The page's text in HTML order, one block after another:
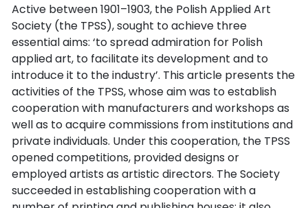
Active between 1901–1903, the Polish Applied Art
Society (the TPSS), sought to achieve three
essential aims: ‘to spread admiration for Polish
applied art, to facilitate its development and to
introduce it to the industry’. This article presents the
activities of the TPSS, whose aim was to establish
cooperation with manufacturers and workshops as
well as to acquire commissions from institutions and
private individuals. Under this cooperation, the TPSS
opened competitions, provided designs or
employed artists as artistic directors. The Society
succeeded in establishing cooperation with a